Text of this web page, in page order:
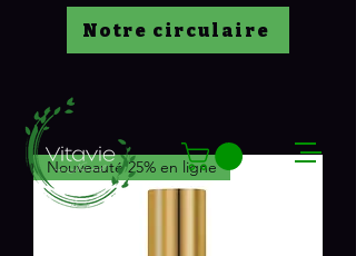
Notre circulaire
Nouveauté 25% en ligne